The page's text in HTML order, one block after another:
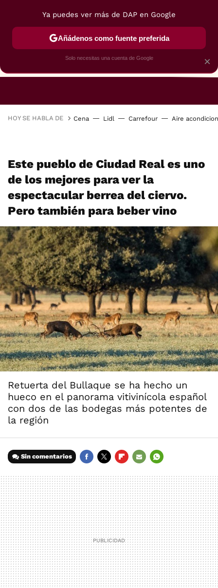
RESTAURANTES GASTROGUÍA
HOY SE HABLA DE Cena Lidl Carrefour Aire
Este pueblo de Ciudad Real es uno
de los mejores para ver la
espectacular berrea del ciervo.
Pero también para beber vino
Retuerta del Bullaque se ha hecho un
hueco en el panorama vitivinícola español
con dos de las bodegas más potentes de
la región
Sin comentarios
MAIL
×
Ya puedes ver más de DAP en Google
Añádenos como fuente preferida
Solo necesitas una cuenta de Google